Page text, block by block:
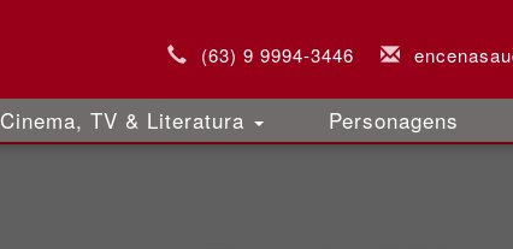
(63) 9 9994-3446
Cinema, TV & Literatura Personagens